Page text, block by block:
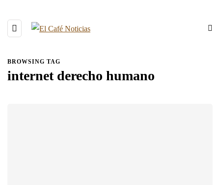
BROWSING TAG
internet derecho humano